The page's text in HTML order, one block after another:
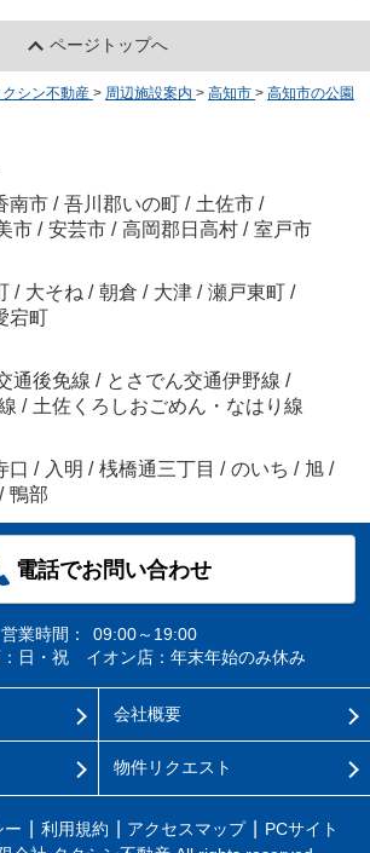
ページトップへ
シン不動産 > 周辺施設案内 > 高知市 > 高知市の公園
南市 / 吾川郡いの町 / 土佐市 /
市 / 安芸市 / 高岡郡日高村 / 室戸市
/ 大そね / 朝倉 / 大津 / 瀬戸東町 /
宕町
通後免線 / とさでん交通伊野線 /
/ 土佐くろしおごめん・なはり線
口 / 入明 / 桟橋通三丁目 / のいち / 旭 /
/ 鴨部
電話でお問い合わせ
営業時間：
09:00～19:00
日・祝 イオン店：年末年始のみ休み
会社概要
物件リクエスト
ー 利用規約 アクセスマップ
PCサイト